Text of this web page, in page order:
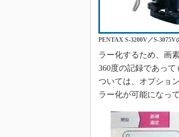
PENTAX S-3200V／S-3075V
ラー化するため、画
360度の記録であっ
ついては、オプショ
ラー化が可能になって